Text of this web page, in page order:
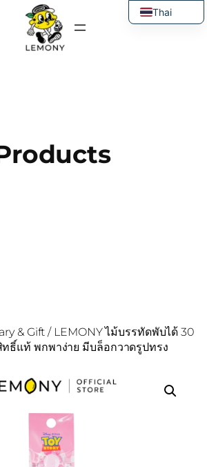
& Gift / LEMONY ไม้บรรทัดพับได้ 30
ธิ์แท้ พกพาง่าย มีบล็อกวาดรูปทรง
Thai